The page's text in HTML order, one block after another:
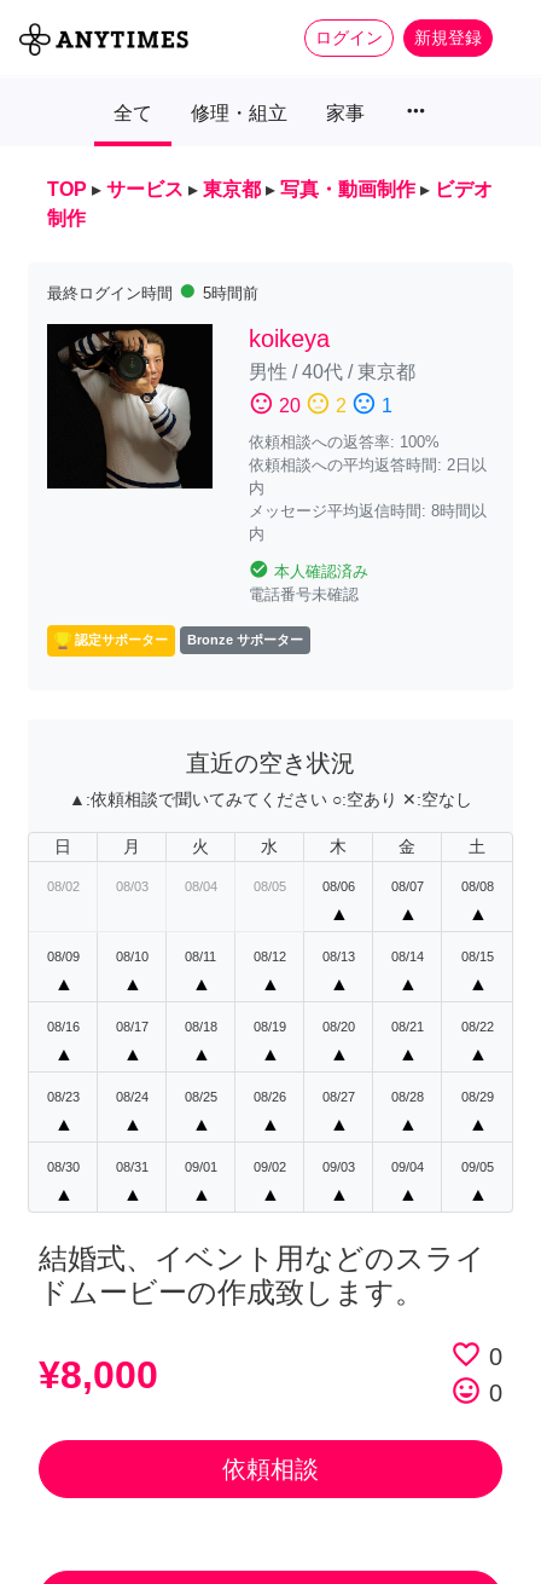
ログイン 新規登録
全て 修理・組立 家事 more_horiz
TOP ▸ サービス ▸ 東京都 ▸ 写真・動画制作 ▸ ビデオ
制作
最終ログイン時間 fiber_manual_record 5時間前
koikeya
男性 /40代/東京都
sentiment_satisfied 20 sentiment_neutral 2 sentiment_dissatisfied 1
依頼相談への返答率: 100%
依頼相談への平均返答時間: 2日以
内
メッセージ平均返信時間: 8時間以
内
check_circle 本人確認済み
電話番号未確認
認定サポーター Bronze サポーター
直近の空き状況
▲:依頼相談で聞いてみてください ○:空あり ✕:空なし
日 月 火 水 木 金 土
08/02 08/03 08/04 08/05 08/06
▲
08/07
▲
08/08
▲
08/09
▲
08/10
▲
08/11
▲
08/12
▲
08/13
▲
08/14
▲
08/15
▲
08/16
▲
08/17
▲
08/18
▲
08/19
▲
08/20
▲
08/21
▲
08/22
▲
08/23
▲
08/24
▲
08/25
▲
08/26
▲
08/27
▲
08/28
▲
08/29
▲
08/30
▲
08/31
▲
09/01
▲
09/02
▲
09/03
▲
09/04
▲
09/05
▲
結婚式、イベント用などのスライ
ドムービーの作成致します。
¥8,000 favorite_border 0
tag_faces 0
依頼相談